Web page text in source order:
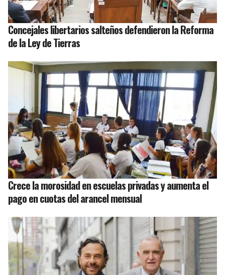
Concejales libertarios salteños defendieron la Reforma
de la Ley de Tierras
Crece la morosidad en escuelas privadas y aumenta el
pago en cuotas del arancel mensual